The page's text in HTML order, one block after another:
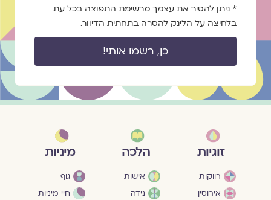
* ניתן להסיר את עצמך מרשימת התפוצה בכל עת
בלחיצה על הלינק להסרה בתחתית הדיוור.
כן, רשמו אותי!
זוגיות
רווקות
אירוסין
הלכה
אישות
נידה
מיניות
גוף
חיי מיניות